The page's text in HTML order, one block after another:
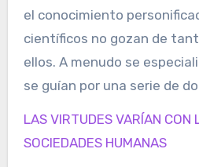
el conocimiento
científicos no gozan de
ellos. A menudo se
se guían por una serie de
LAS VIRTUDES VARÍAN CON
SOCIEDADES HUMANAS